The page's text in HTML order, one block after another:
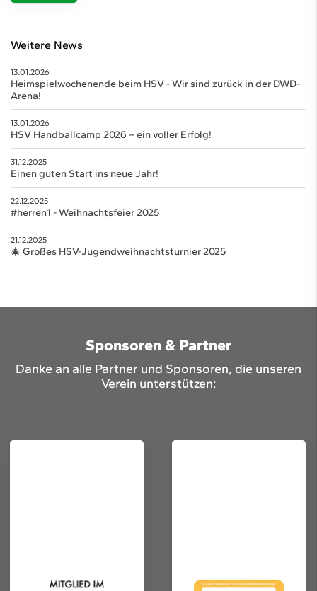
Weitere News
13.01.2026
Heimspielwochenende beim HSV - Wir sind zurück in der DWD-
Arena!
13.01.2026
HSV Handballcamp 2026 – ein voller Erfolg!
31.12.2025
Einen guten Start ins neue Jahr!
22.12.2025
#herren1 - Weihnachtsfeier 2025
21.12.2025
🎄 Großes HSV-Jugendweihnachtsturnier 2025
Sponsoren & Partner
Danke an alle Partner und Sponsoren, die unseren
Verein unterstützen: